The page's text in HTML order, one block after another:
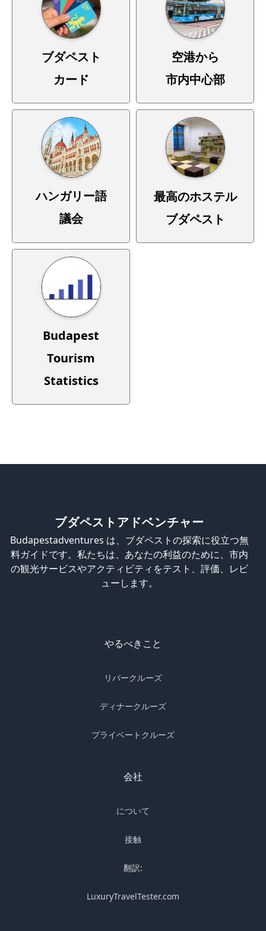
ブダペスト
カード
空港から
市内中心部
ハンガリー語
議会
最高のホステル
ブダペスト
Budapest
Tourism
Statistics
ブダペストアドベンチャー
Budapestadventures は、ブダペストの探索に役立つ無
料ガイドです。私たちは、あなたの利益のために、市内
の観光サービスやアクティビティをテスト、評価、レビ
ューします。
やるべきこと
リバークルーズ
ディナークルーズ
プライベートクルーズ
会社
について
接触
翻訳:
LuxuryTravelTester.com